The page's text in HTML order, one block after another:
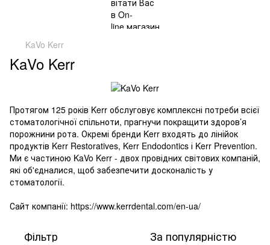
KaVo Kerr
KaVo Kerr
Протягом 125 років Kerr обслуговує комплексні потреби всієї
стоматологічної спільноти, прагнучи покращити здоров’я
порожнини рота. Окремі бренди Kerr входять до лінійок
продуктів Kerr Restoratives, Kerr Endodontics і Kerr Prevention.
Ми є частиною KaVo Kerr - двох провідних світових компаній,
які об'єдналися, щоб забезпечити досконалість у
стоматології.
Сайт компанії: https://www.kerrdental.com/en-ua/
Фільтр За популярністю